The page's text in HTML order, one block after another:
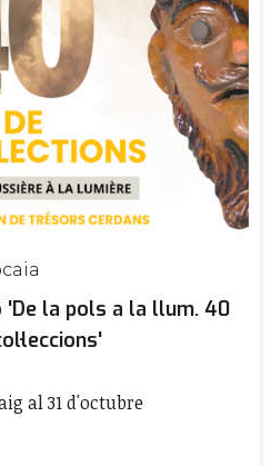
'De la pols a la llum. 40
al 31 d'octubre